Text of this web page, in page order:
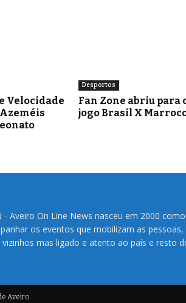
Velocidade
Desportos
Fan Zone abriu para
jogo Brasil X
- Aveiro On Line News nasceu em 2000
os eventos que mobilizam as
mas ligado e atento ao país e resto
Aveiro